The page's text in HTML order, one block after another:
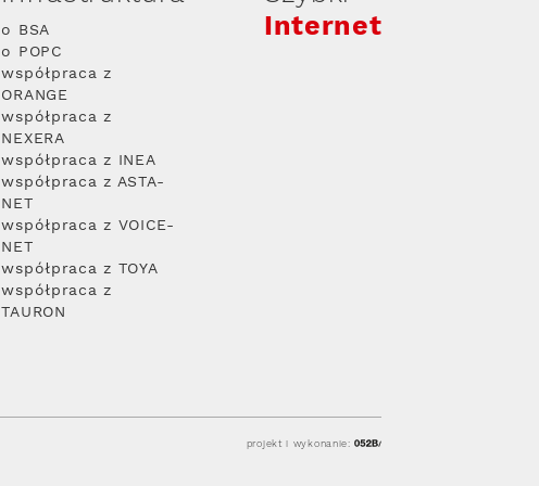
o BSA
o POPC
współpraca z
ORANGE
współpraca z
NEXERA
współpraca z INEA
współpraca z ASTA-
NET
współpraca z VOICE-
NET
współpraca z TOYA
współpraca z
TAURON
Internet
projekt i wykonanie: